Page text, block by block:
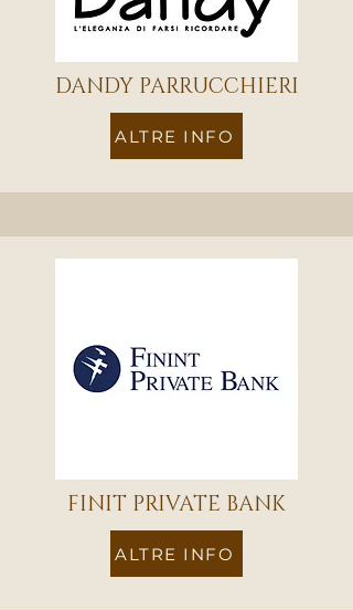
DANDY PARRUCCHIERI
ALTRE INFO
FINIT PRIVATE BANK
ALTRE INFO